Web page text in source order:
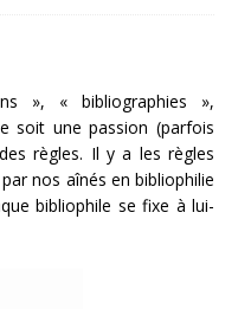
», « bibliographies »,
soit une passion (parfois
règles. Il y a les règles
nos aînés en bibliophilie
bibliophile se fixe à lui-